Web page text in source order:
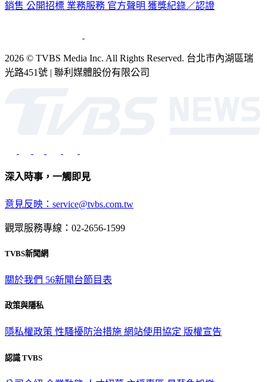
銷售 公開招標 業務服務 官方聲明 獲獎紀錄／認證
2026 © TVBS Media Inc. All Rights Reserved. 台北市內湖區瑞
光路451號 | 聯利媒體股份有限公司
深入時事，一觸即見
意見反映：service@tvbs.com.tw
觀眾服務專線：02-2656-1599
TVBS新聞網
關於我們 56新聞台節目表
政策與隱私
隱私權政策 性騷擾防治措施 網站使用協定 版權宣告
認識 TVBS